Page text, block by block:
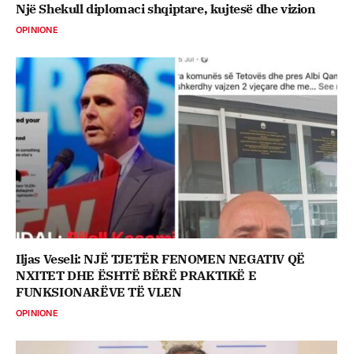
Një Shekull diplomaci shqiptare, kujtesë dhe vizion
OPINIONE
Iljas Veseli: NJË TJETËR FENOMEN NEGATIV QË
NXITET DHE ËSHTË BËRË PRAKTIKË E
FUNKSIONARËVE TË VLEN
OPINIONE